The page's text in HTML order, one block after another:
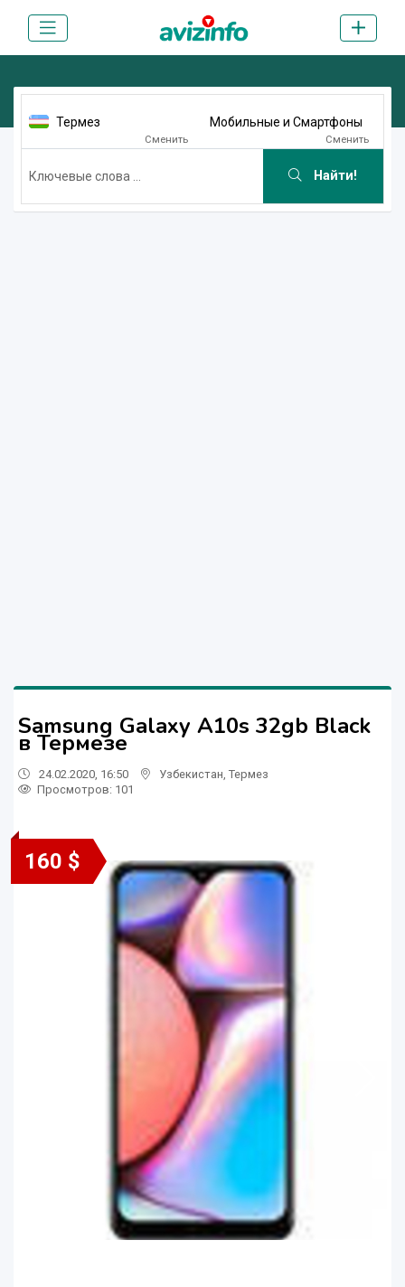
Термез
Сменить
Мобильные и Смартфоны
Сменить
Найти!
Samsung Galaxy A10s 32gb Black
в Термезе
24.02.2020, 16:50 Узбекистан Термез
Просмотров: 101
160 $